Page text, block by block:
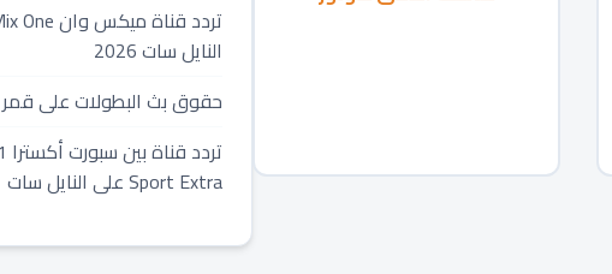
النايل سات 2026
حقوق بث البطولات على قمر Thor (0.8°W)
Sport Extra على النايل سات